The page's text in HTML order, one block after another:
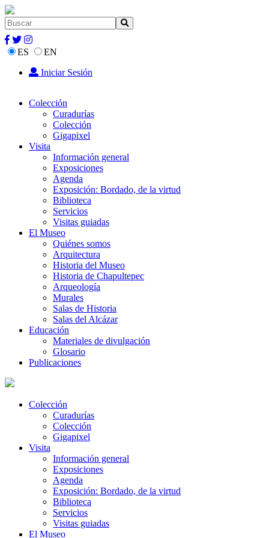
ES
EN
Iniciar Sesión
Colección
Curadurías
Colección
Gigapixel
Visita
Información general
Exposiciones
Agenda
Exposición: Bordado, de la virtud
Biblioteca
Servicios
Visitas guiadas
El Museo
Quiénes somos
Arquitectura
Historia del Museo
Historia de Chapultepec
Arqueología
Murales
Salas de Historia
Salas del Alcázar
Educación
Materiales de divulgación
Glosario
Publicaciones
Colección
Curadurías
Colección
Gigapixel
Visita
Información general
Exposiciones
Agenda
Exposición: Bordado, de la virtud
Biblioteca
Servicios
Visitas guiadas
El Museo